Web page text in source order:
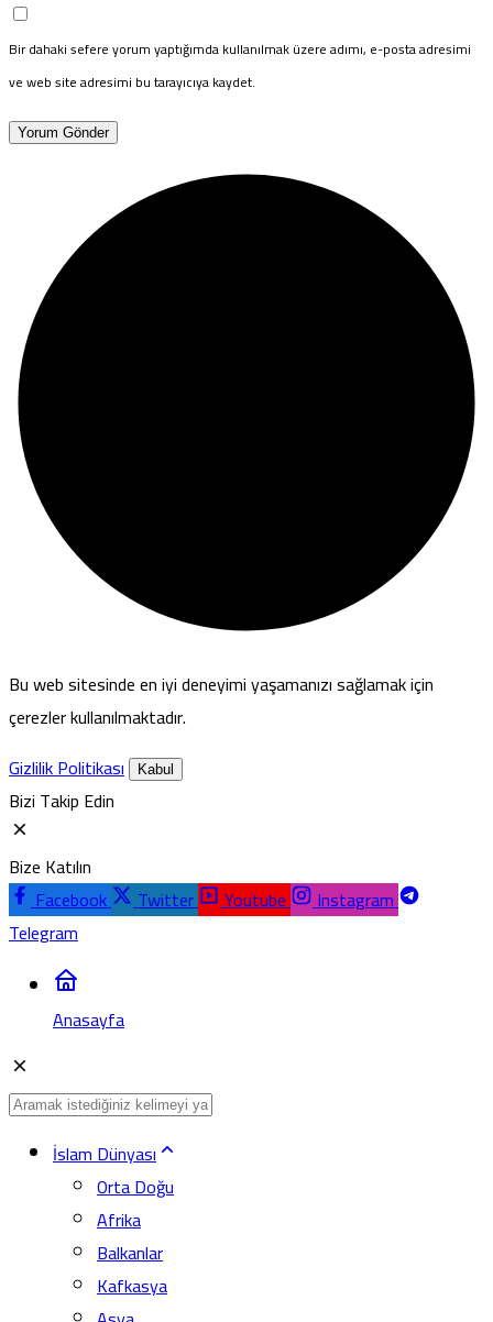
Bir dahaki sefere yorum yaptığımda kullanılmak üzere adımı, e-posta adresimi
ve web site adresimi bu tarayıcıya kaydet.
Yorum Gönder
Bu web sitesinde en iyi deneyimi yaşamanızı sağlamak için
çerezler kullanılmaktadır.
Gizlilik Politikası
Kabul
Bizi Takip Edin
Bize Katılın
Facebook
Twitter Youtube
Instagram
Telegram
Anasayfa
İslam Dünyası
Orta Doğu
Afrika
Balkanlar
Kafkasya